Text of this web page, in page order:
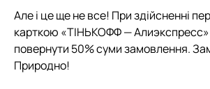
Але і це ще не все! При здійсненні
карткою «ТІНЬКОФФ —
повернути 50% суми замовлення.
Природно!